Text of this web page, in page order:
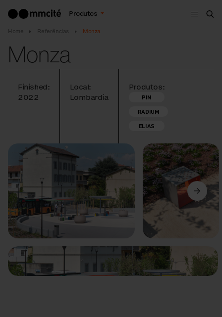
Produtos
Menu
Home Referências Monza
Monza
Finished:
2022
Local:
Lombardia
Produtos:
PIN
RADIUM
ELIAS
Anterior Seguinte